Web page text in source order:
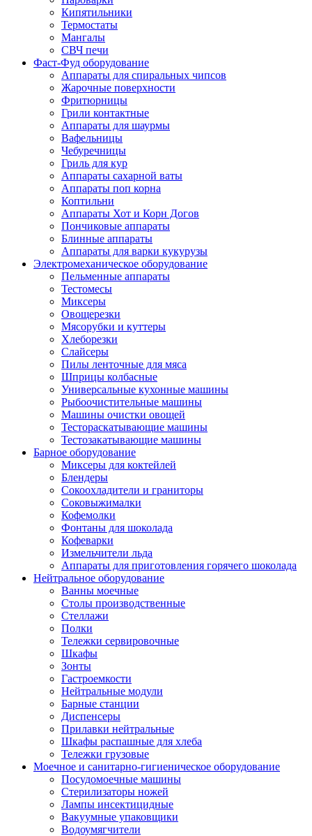
Кипятильники
Термостаты
Мангалы
СВЧ печи
Фаст-Фуд оборудование
Аппараты для спиральных чипсов
Жарочные поверхности
Фритюрницы
Грили контактные
Аппараты для шаурмы
Вафельницы
Чебуречницы
Гриль для кур
Аппараты сахарной ваты
Аппараты поп корна
Коптильни
Аппараты Хот и Корн Догов
Пончиковые аппараты
Блинные аппараты
Аппараты для варки кукурузы
Электромеханическое оборудование
Пельменные аппараты
Тестомесы
Миксеры
Овощерезки
Мясорубки и куттеры
Хлеборезки
Слайсеры
Пилы ленточные для мяса
Шприцы колбасные
Универсальные кухонные машины
Рыбоочистительные машины
Машины очистки овощей
Тестораскатывающие машины
Тестозакатывающие машины
Барное оборудование
Миксеры для коктейлей
Блендеры
Сокоохладители и граниторы
Соковыжималки
Кофемолки
Фонтаны для шоколада
Кофеварки
Измельчители льда
Аппараты для приготовления горячего шоколада
Нейтральное оборудование
Ванны моечные
Столы производственные
Стеллажи
Полки
Тележки сервировочные
Шкафы
Зонты
Гастроемкости
Нейтральные модули
Барные станции
Диспенсеры
Прилавки нейтральные
Шкафы распашные для хлеба
Тележки грузовые
Моечное и санитарно-гигиеническое оборудование
Посудомоечные машины
Стерилизаторы ножей
Лампы инсектицидные
Вакуумные упаковщики
Водоумягчители